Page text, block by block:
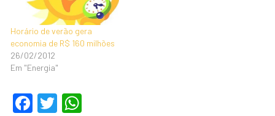
Horário de verão gera
economia de R$ 160 milhões
26/02/2012
Em "Energia"
F
T